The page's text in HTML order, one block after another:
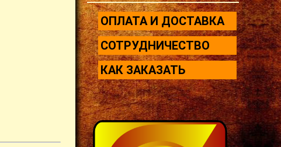
ОПЛАТА И ДОСТАВКА
СОТРУДНИЧЕСТВО
КАК ЗАКАЗАТЬ